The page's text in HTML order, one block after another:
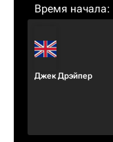
Время начала:
Джек Дрэйпер